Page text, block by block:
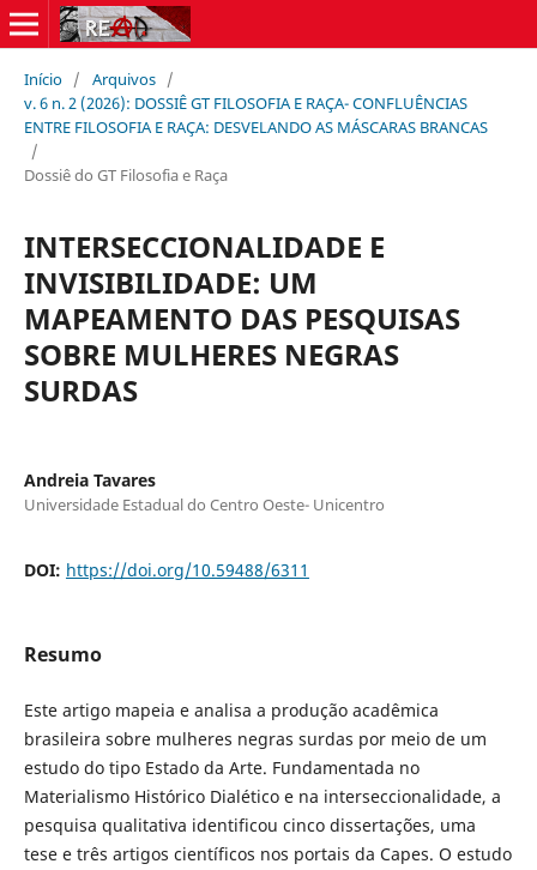
Início / Arquivos /
v. 6 n. 2 (2026): DOSSIÊ GT FILOSOFIA E RAÇA- CONFLUÊNCIAS
ENTRE FILOSOFIA E RAÇA: DESVELANDO AS MÁSCARAS BRANCAS
/
Dossiê do GT Filosofia e Raça
INTERSECCIONALIDADE E
INVISIBILIDADE: UM
MAPEAMENTO DAS PESQUISAS
SOBRE MULHERES NEGRAS
SURDAS
Andreia Tavares
Universidade Estadual do Centro Oeste- Unicentro
DOI: https://doi.org/10.59488/6311
Resumo
Este artigo mapeia e analisa a produção acadêmica
brasileira sobre mulheres negras surdas por meio de um
estudo do tipo Estado da Arte. Fundamentada no
Materialismo Histórico Dialético e na interseccionalidade, a
pesquisa qualitativa identificou cinco dissertações, uma
tese e três artigos científicos nos portais da Capes. O estudo